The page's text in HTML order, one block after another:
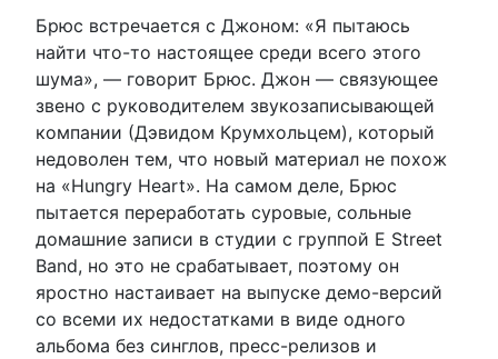
Брюс встречается с Джоном: «Я пытаюсь
найти что-то настоящее среди всего этого
шума», — говорит Брюс. Джон — связующее
звено с руководителем звукозаписывающей
компании (Дэвидом Крумхольцем), который
недоволен тем, что новый материал не похож
на «Hungry Heart». На самом деле, Брюс
пытается переработать суровые, сольные
домашние записи в студии с группой E Street
Band, но это не срабатывает, поэтому он
яростно настаивает на выпуске демо-версий
со всеми их недостатками в виде одного
альбома без синглов, пресс-релизов и